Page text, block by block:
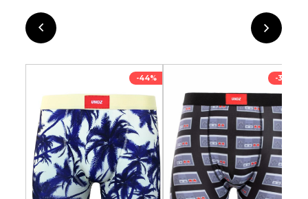
-44% -33%